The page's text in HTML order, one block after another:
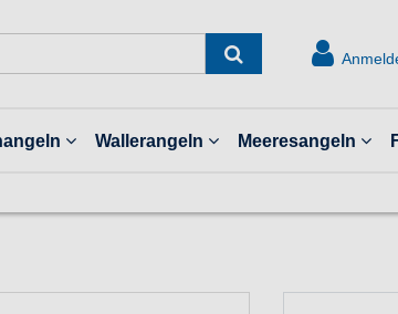
Wallerangeln Meeresangeln